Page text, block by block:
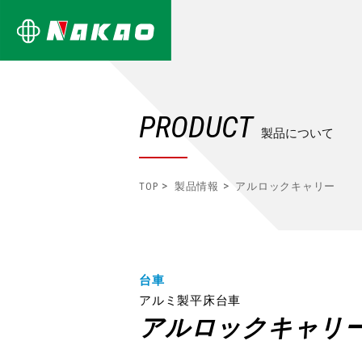
PRODUCT 製品について
TOP 製品情報 アルロックキャリー
台車
アルミ製平床台車
アルロックキャリ